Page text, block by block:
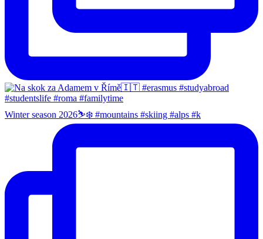
Winter season 2026⛷️❄️ #mountains #skiing #alps #k